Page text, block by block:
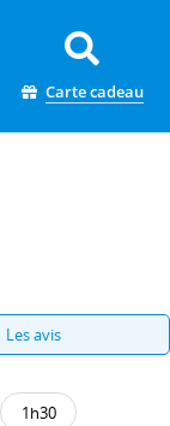
Carte cadeau
Les avis
1h30